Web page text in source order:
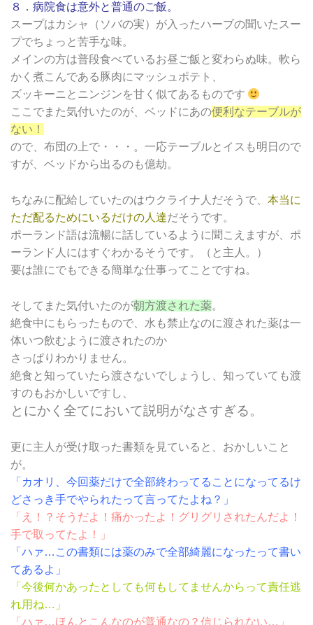
８．病院食は意外と普通のご飯。
スープはカシャ（ソバの実）が入ったハーブの聞いたスー
プでちょっと苦手な味。
メインの方は普段食べているお昼ご飯と変わらぬ味。軟ら
かく煮こんである豚肉にマッシュポテト、
ズッキーニとニンジンを甘く似てあるものです
ここでまた気付いたのが、ベッドにあの便利なテーブルが
ない！
ので、布団の上で・・・。一応テーブルとイスも明日ので
すが、ベッドから出るのも億劫。
ちなみに配給していたのはウクライナ人だそうで、 本当に
ただ配るためにいるだけの人達だそうです。
ポーランド語は流暢に話しているように聞こえますが、ポ
ーランド人にはすぐわかるそうです。（と主人。）
要は誰にでもできる簡単な仕事ってことですね。
そしてまた気付いたのが朝方渡された薬。
絶食中にもらったもので、水も禁止なのに渡された薬は一
体いつ飲むように渡されたのか
さっぱりわかりません。
絶食と知っていたら渡さないでしょうし、知っていても渡
すのもおかしいですし、
とにかく全てにおいて説明がなさすぎる。
更に主人が受け取った書類を見ていると、おかしいこと
が。
「カオリ、今回薬だけで全部終わってることになってるけ
どさっき手でやられたって言ってたよね？」
「え！？そうだよ！痛かったよ！グリグリされたんだよ！
手で取ってたよ！」
「ハァ…この書類には薬のみで全部綺麗になったって書い
てあるよ」
「今後何かあったとしても何もしてませんからって責任逃
れ用ね…」
「ハァ…ほんとこんなのが普通なの？信じられない…」